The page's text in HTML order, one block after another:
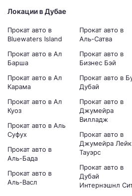
Локации в Дубае
Прокат авто в
Bluewaters Island
Прокат авто в Ал
Барша
Прокат авто в Ал
Карама
Прокат авто в Ал
Куоз
Прокат авто в Аль
Суфух
Прокат авто в
Аль-Бада
Прокат авто в
Аль-Васл
Прокат авто в
Аль-Сатва
Прокат авто в
Бизнес Бэй
Прокат авто в
Дубай
Прокат авто в
Джумейра
Вилладж
Прокат авто в
Джумейра Лейк
Тауэрс
Прокат авто в
Дубай
Интернэшнл